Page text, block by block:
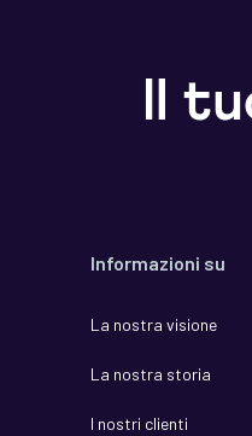
Il
Informazioni su
La nostra visione
La nostra storia
I nostri clienti